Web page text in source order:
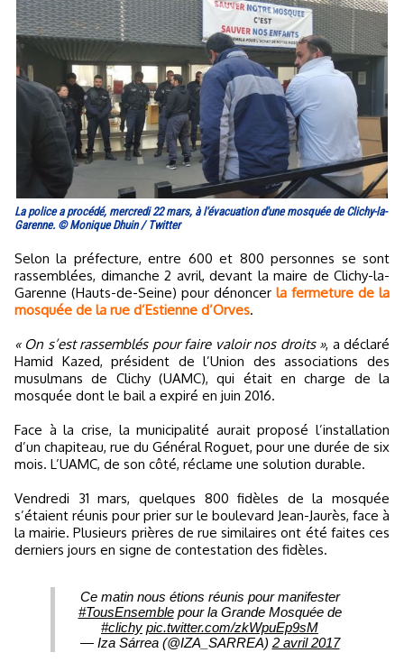
La police a procédé, mercredi 22 mars, à l'évacuation d'une mosquée de Clichy-la-
Garenne. © Monique Dhuin / Twitter
Selon la préfecture, entre 600 et 800 personnes se sont
rassemblées, dimanche 2 avril, devant la maire de Clichy-la-
Garenne (Hauts-de-Seine) pour dénoncer la fermeture de la
mosquée de la rue d’Estienne d’Orves.
« On s’est rassemblés pour faire valoir nos droits », a déclaré
Hamid Kazed, président de l’Union des associations des
musulmans de Clichy (UAMC), qui était en charge de la
mosquée dont le bail a expiré en juin 2016.
Face à la crise, la municipalité aurait proposé l’installation
d’un chapiteau, rue du Général Roguet, pour une durée de six
mois. L’UAMC, de son côté, réclame une solution durable.
Vendredi 31 mars, quelques 800 fidèles de la mosquée
s’étaient réunis pour prier sur le boulevard Jean-Jaurès, face à
la mairie. Plusieurs prières de rue similaires ont été faites ces
derniers jours en signe de contestation des fidèles.
Ce matin nous étions réunis pour manifester
#TousEnsemblepour la Grande Mosquée de
#clichy pic.twitter.com/zkWpuEp9sM
— Iza Sárrea (@IZA_SARREA) 2 avril 2017